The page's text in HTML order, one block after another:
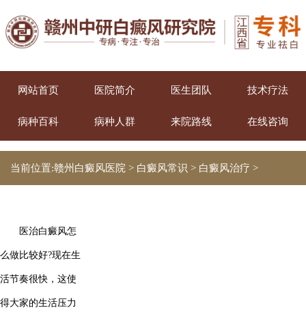
网站首页 医院简介 医生团队 技术疗法
病种百科 病种人群 来院路线 在线咨询
当前位置:赣州白癜风医院 > 白癜风常识 > 白癜风治疗 >
医治白癜风怎
么做比较好?现在生
活节奏很快，这使
得大家的生活压力